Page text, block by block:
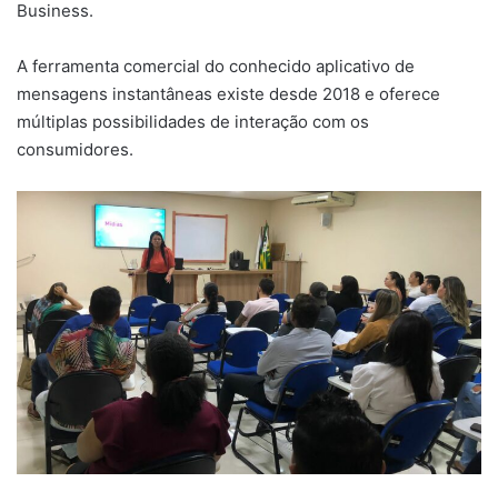
Business.
A ferramenta comercial do conhecido aplicativo de
mensagens instantâneas existe desde 2018 e oferece
múltiplas possibilidades de interação com os
consumidores.